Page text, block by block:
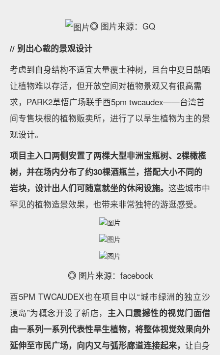
◎ 图片来源：GQ
// 别出心裁的景观设计
考虑到自身结构不适宜大量覆土种树，且台中夏日酷晒
让植物难以存活，但开放空间对植物景观又有很高需
求，PARK2草悟广场联手酉5pm twcaudex——台湾首
间专售块根的植物贩卖所，进行了以旱生植物为主的景
观设计。
项目主入口两侧安置了两棵大型非洲宝瓶树、2棵橄榄
树，并在场内分布了约30棵酒瓶兰，搭配大小不同的
岩块，设计出人们可随意就坐的休闲设施。 这些城市中
罕见的植物造景效果，也带来非常独特的游逛感受。
◎ 图片来源：facebook
酉5PM TWCAUDEX也在项目中以“城市绿洲的独立沙
漠岛”为概念开设了新店， 主入口震撼性的视觉门面借
由一系列一系列代表性旱生植物，将整体视觉效果向外
延伸至市民广场，向内又与弧形廊道连接起来， 让自身